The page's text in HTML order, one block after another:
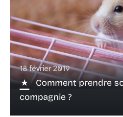
18 février 2019
Comment prendre
compagnie ?